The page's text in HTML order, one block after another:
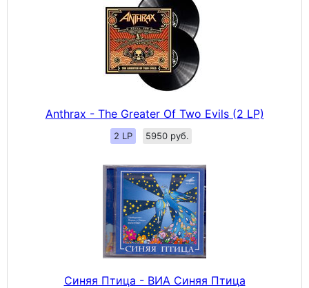
Anthrax - The Greater Of Two Evils (2 LP)
2 LP 5950 руб.
Синяя Птица - ВИА Синяя Птица